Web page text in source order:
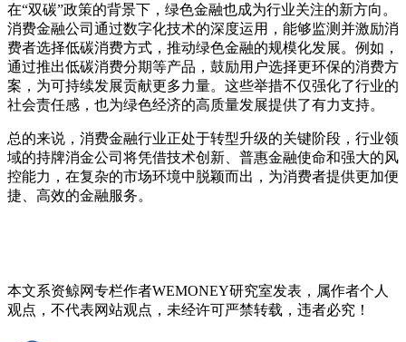
在“双碳”政策的背景下，绿色金融也成为行业关注的新方向。
消费金融公司通过数字化技术的深度运用，能够监测并激励消
费者选择低碳消费方式，推动绿色金融的规模化发展。例如，
通过推出低碳消费分期等产品，鼓励用户选择更环保的消费方
案，为可持续发展贡献更多力量。这些举措不仅强化了行业的
社会责任感，也为绿色经济的高质量发展提供了有力支持。
总的来说，消费金融行业正处于转型升级的关键阶段，行业领
域的持牌消金公司将凭借技术创新、普惠金融使命和强大的风
控能力，在复杂的市场环境中脱颖而出，为消费者提供更加便
捷、高效的金融服务。
本文系资鲸网专栏作者WEMONEY研究室发表，属作者个人
观点，不代表网站观点，未经许可严禁转载，违者必究！